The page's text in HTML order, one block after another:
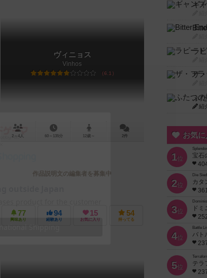
ヴィニョス
Vinhos
6.1
2～4人 60～135分 12歳～ 2件
作品説明文の編集者を募集中
77
興味あり
94
経験あり
15
お気に入り
54
持ってる
ギ
ラ
ザ
ふ
紹
お気
1位
Splendor
宝石
2位
Die
カタ
3位
ドミ
4位
Battle
バト
5位
テラ